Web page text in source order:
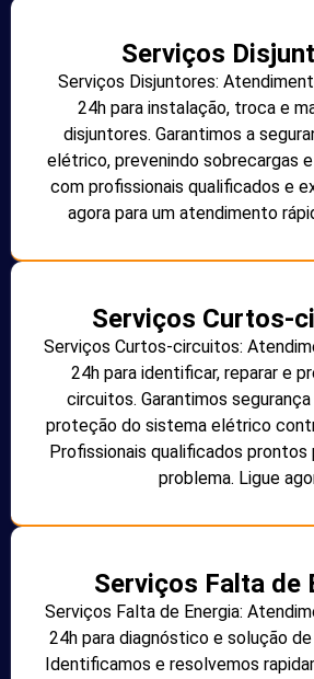
Serviços
Serviços Disjuntores:
24h para instalação, troca e
disjuntores. Garantimos a
elétrico, prevenindo sobrecargas
com profissionais qualificados e
agora para um atendimento
Serviços Curtos-
Serviços Curtos-circuitos:
24h para identificar, reparar e
circuitos. Garantimos
proteção do sistema elétrico
Profissionais qualificados prontos
problema. Ligue
Serviços Falta de
Serviços Falta de Energia:
24h para diagnóstico e solução
Identificamos e resolvemos